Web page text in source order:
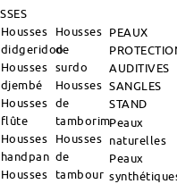
Housses
didgeridoo
Housses
djembé
Housses
flûte
Housses
handpan
Housses
Housses
de
surdo
Housses
de
tamborim
Housses
de
tambour
PEAUX
AUDITIVES
SANGLES
STAND
Peaux
naturelles
Peaux